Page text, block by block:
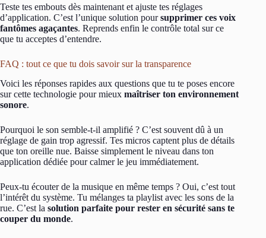
Teste tes embouts dès maintenant et ajuste tes réglages
d’application. C’est l’unique solution poursupprimer ces voix
fantômes agaçantes. Reprends enfin le contrôle total sur ce
que tu acceptes d’entendre.
FAQ : tout ce que tu dois savoir sur la transparence
Voici les réponses rapides aux questions que tu te poses encore
sur cette technologie pour mieux maîtriser ton environnement
sonore.
Pourquoi le son semble-t-il amplifié ? C’est souvent dû à un
réglage de gain trop agressif. Tes micros captent plus de détails
que ton oreille nue. Baisse simplement le niveau dans ton
application dédiée pour calmer le jeu immédiatement.
Peux-tu écouter de la musique en même temps ? Oui, c’est tout
l’intérêt du système. Tu mélanges ta playlist avec les sons de la
rue. C’est la solution parfaite pour rester en sécurité sans te
couper du monde.